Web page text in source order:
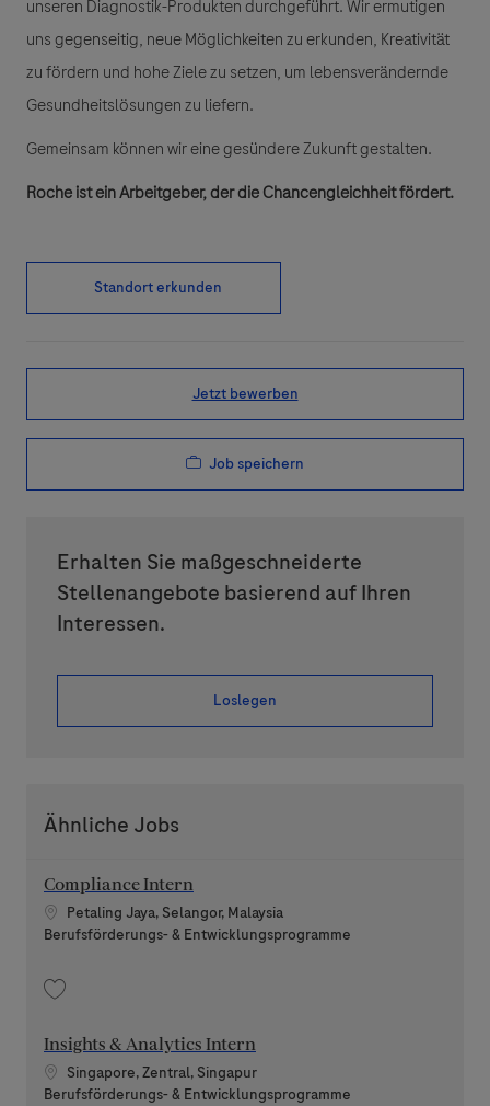
unseren Diagnostik-Produkten durchgeführt. Wir ermutigen
uns gegenseitig, neue Möglichkeiten zu erkunden, Kreativität
zu fördern und hohe Ziele zu setzen, um lebensverändernde
Gesundheitslösungen zu liefern.
Gemeinsam können wir eine gesündere Zukunft gestalten.
Roche ist ein Arbeitgeber, der die Chancengleichheit fördert.
Standort erkunden
Jetzt bewerben
Job speichern
Erhalten Sie maßgeschneiderte
Stellenangebote basierend auf Ihren
Interessen.
Loslegen
Ähnliche Jobs
Compliance Intern
Standort
Petaling Jaya, Selangor, Malaysia
Kategorie
Berufsförderungs- & Entwicklungsprogramme
Insights & Analytics Intern
Standort
Singapore, Zentral, Singapur
Kategorie
Berufsförderungs- & Entwicklungsprogramme